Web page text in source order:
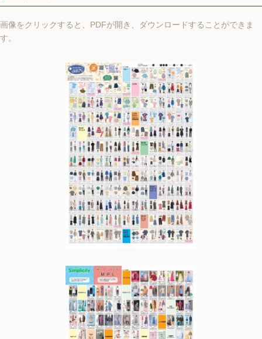
画像をクリックすると、PDFが開き、ダウンロードすることができま
す。